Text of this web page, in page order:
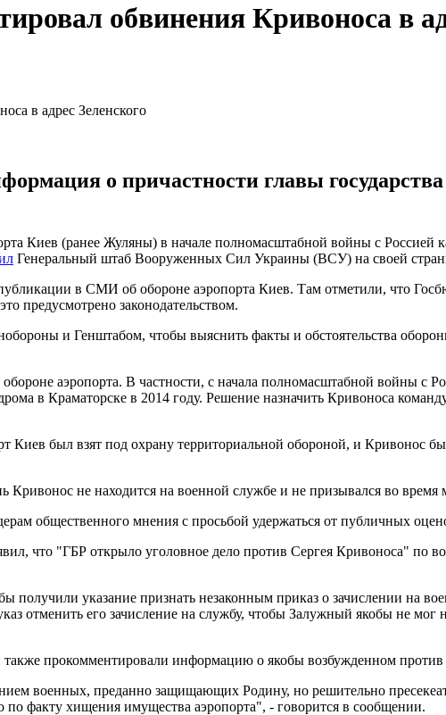
обвинения Кривоноса в
о причастности главы
Киев (ранее Жуляны) в начале полномасштабной войны с Россией
Генеральный штаб Вооруженных Сил Украины (ВСУ) на своей
в СМИ об обороне аэропорта Киев. Там отметили, что
предусмотрено законодательством.
и Генштабом, чтобы выяснить факты и обстоятельства
аэропорта. В частности, с начала полномасштабной войны с
в Краматорске в 2014 году. Решение назначить Кривоноса
Киев был взят под охрану территориальной обороной, и Кривонос
Кривонос не находится на военной службе и не призывался во время
общественного мнения с просьбой удержаться от публичных
что "ГБР открыло уголовное дело против Сергея Кривоноса"
получили указание признать незаконным приказ о зачислении
отменить его зачисление на службу, чтобы Залужный якобы не мог
прокомментировали информацию о якобы возбужденном против
военных, преданно защищающих Родину, но решительно
по факту хищения имущества аэропорта", - говорится в сообщении.